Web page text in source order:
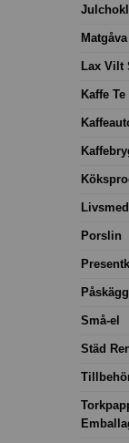
Lax Vilt
Kaffe
Porslin
Små-el
Städ